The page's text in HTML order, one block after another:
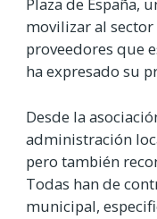
Plaza de España,
movilizar al
proveedores que
ha expresado su
Desde la
administración
pero también
Todas han de
municipal,